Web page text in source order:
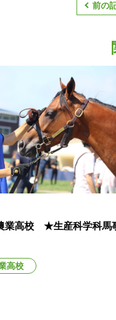
前の
業高校 ★生産科学科馬
高校